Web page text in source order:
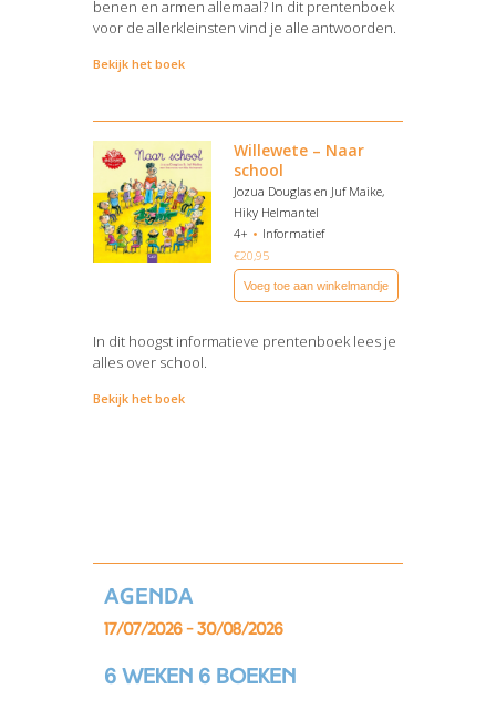
benen en armen allemaal? In dit prentenboek
voor de allerkleinsten vind je alle antwoorden.
Bekijk het boek
Willewete – Naar
school
Jozua Douglas en Juf Maike,
Hiky Helmantel
4+
Informatief
€20,95
Voeg toe aan winkelmandje
In dit hoogst informatieve prentenboek lees je
alles over school.
Bekijk het boek
Agenda
17/07/2026 - 30/08/2026
6 weken 6 boeken